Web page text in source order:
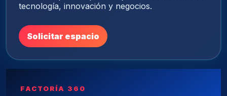
tecnología, innovación y negocios.
Solicitar espacio
FACTORÍA 360